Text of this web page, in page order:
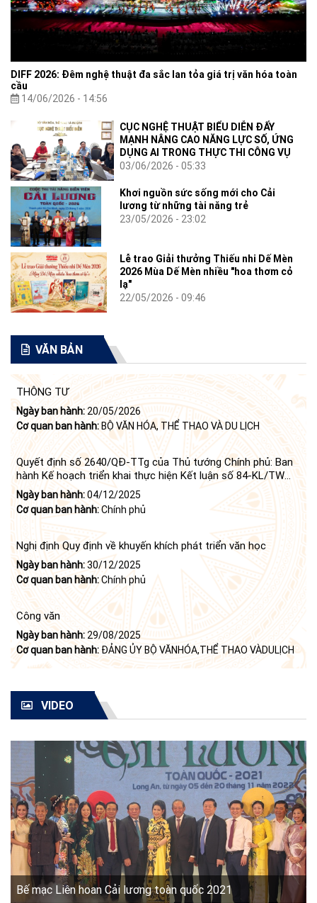
DIFF 2026: Đêm nghệ thuật đa sắc lan tỏa giá trị văn hóa toàn
cầu
14/06/2026 - 14:56
CỤC NGHỆ THUẬT BIỂU DIỄN ĐẨY
MẠNH NÂNG CAO NĂNG LỰC SỐ, ỨNG
DỤNG AI TRONG THỰC THI CÔNG VỤ
03/06/2026 - 05:33
Khơi nguồn sức sống mới cho Cải
lương từ những tài năng trẻ
23/05/2026 - 23:02
Lễ trao Giải thưởng Thiếu nhi Dế Mèn
2026 Mùa Dế Mèn nhiều "hoa thơm cỏ
lạ"
22/05/2026 - 09:46
VĂN BẢN
THÔNG TƯ
Ngày ban hành: 20/05/2026
Cơ quan ban hành:BỘ VĂN HÓA, THỂ THAO VÀ DU LỊCH
Quyết định số 2640/QĐ-TTg của Thủ tướng Chính phủ: Ban
hành Kế hoạch triển khai thực hiện Kết luận số 84-KL/TW
ngày 21 tháng 6 năm 2024 của Bộ Chính trị tiếp tục thực
hiện Nghị quyết số 23-NQ/TW ngày 16 tháng 6 năm 2008
của Bộ Chính trị (khóa X) về "tiếp tục xây dựng và phát triển
văn học, nghệ thuật trong thời kỳ mới"
Ngày ban hành:04/12/2025
Cơ quan ban hành:Chính phủ
Nghị định Quy định về khuyến khích phát triển văn học
Ngày ban hành:30/12/2025
Cơ quan ban hành:Chính phủ
Công văn
Ngày ban hành: 29/08/2025
Cơ quan ban hành: ĐẢNG ỦY BỘ VĂNHÓA,THỂ THAO VÀDULỊCH
VIDEO
Bế mạc Liên hoan Cải lương toàn quốc 2021